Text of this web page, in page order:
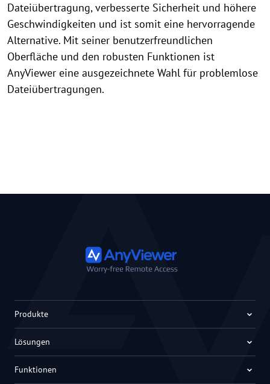
Dateiübertragung, verbesserte Sicherheit und höhere
Geschwindigkeiten und ist somit eine hervorragende
Alternative. Mit seiner benutzerfreundlichen
Oberfläche und den robusten Funktionen ist
AnyViewer eine ausgezeichnete Wahl für problemlose
Dateiübertragungen.
Produkte
Lösungen
Funktionen